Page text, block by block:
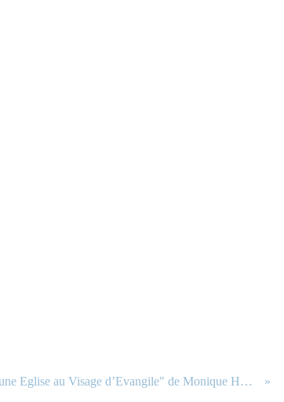
Dans mes lectures: "Pour une Eglise au Visage d’Evangile" de Monique Hébrard. Ca décape.